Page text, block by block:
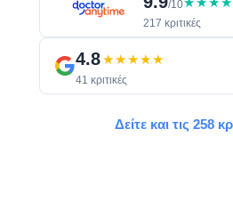
/10
217 κριτικές
4.8★★★★★
41 κριτικές
Δείτε και τις 258